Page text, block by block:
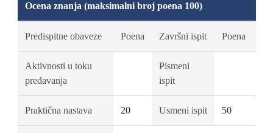
Ocena znanja (maksimalni broj poena 100)
Predispitne obaveze Poena Završni ispit Poena
Aktivnosti u toku
predavanja
Pismeni
ispit
Praktična nastava 20 Usmeni ispit 50